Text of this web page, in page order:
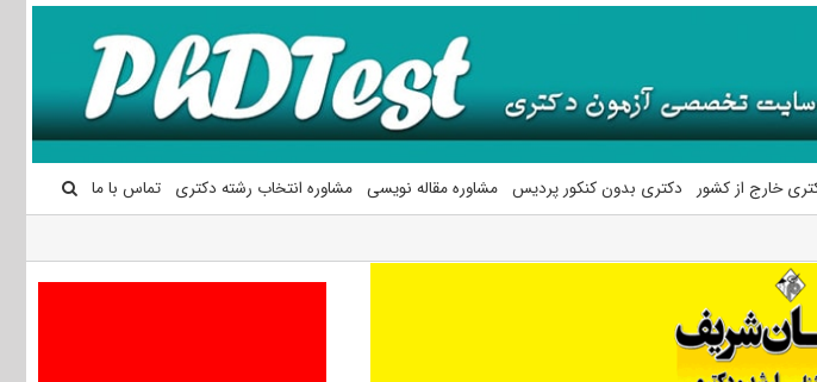
خارج از کشور دکتری بدون کنکور پردیس مشاوره مقاله نویسی مشاوره انتخاب رشته دکتری تماس با ما